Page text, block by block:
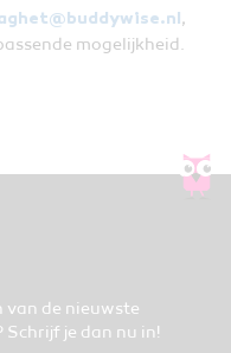
,
mogelijkheid.
van de nieuwste
je dan nu in!